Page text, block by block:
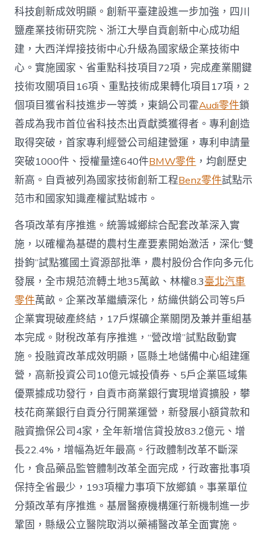
科技創新成效明顯。創新平臺建設進一步加強，四川
鹽產業技術研究院、浙江大學自貢創新中心成功組
建，大西洋焊接技術中心升級為國家級企業技術中
心。實施國家、省重點科技項目72項，完成產業關鍵
技術攻關項目16項、重點技術成果轉化項目17項，2
個項目獲省科技進步一等獎，東鍋公司霍Audi零件鎖
善成為我市首位省科技杰出貢獻獎獲得者。專利創造
取得突破，首家專利經營公司組建營運，專利申請量
突破1000件、授權量達640件BMW零件 ，均創歷史
新高。自貢被列為國家技術創新工程Benz零件試點示
范市和國家知識產權試點城市。
各項改革有序推進。統籌城鄉綜合配套改革深入實
施，以確權為基礎的農村生產要素開始激活，深化“雙
掛鉤”試點獲國土資源部批準，農村股份合作向多元化
發展，全市規范流轉土地35萬畝、林權8.3臺北汽車
零件萬畝。企業改革繼續深化，紡織供銷公司等5戶
企業實現破產終結，17戶煤礦企業關閉及兼并重組基
本完成。財稅改革有序推進，“營改增”試點啟動實
施。投融資改革成效明顯，區縣土地儲備中心組建運
營，高新投資公司10億元城投債券、5戶企業區域集
優票據成功發行，自貢市商業銀行實現增資擴股，攀
枝花商業銀行自貢分行開業運營，新發展小額貸款和
融資擔保公司4家，全年新增信貸投放83.2億元、增
長22.4%，增幅為近年最高。行政體制改革不斷深
化，食品藥品監管體制改革全面完成，行政審批事項
保持全省最少，193項權力事項下放鄉鎮。事業單位
分類改革有序推進。基層醫療機構運行新機制進一步
鞏固，縣級公立醫院取消以藥補醫改革全面實施。